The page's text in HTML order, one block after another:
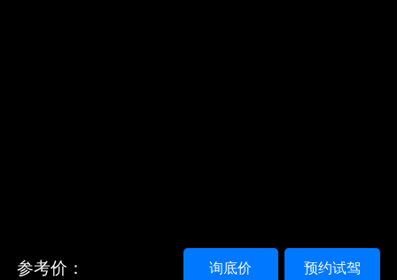
参考价： 预约试驾
询底价